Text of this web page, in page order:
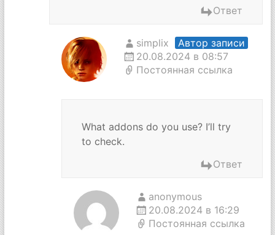
Ответ
simplix
Автор записи
20.08.2024 в 08:57
Постоянная ссылка
What addons do you use? I’ll try
to check.
Ответ
anonymous
20.08.2024 в 16:29
Постоянная ссылка